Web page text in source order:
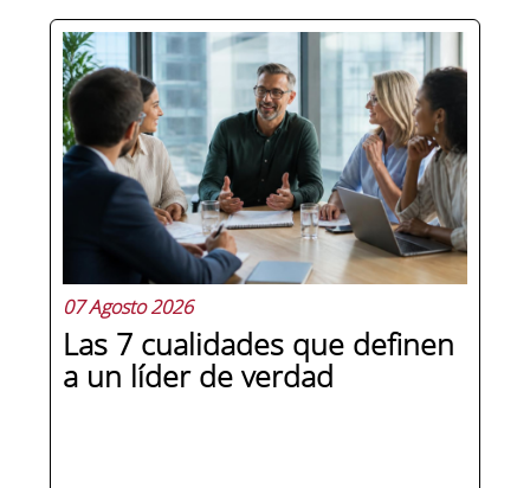
07 Agosto 2026
Las 7 cualidades que definen
a un líder de verdad